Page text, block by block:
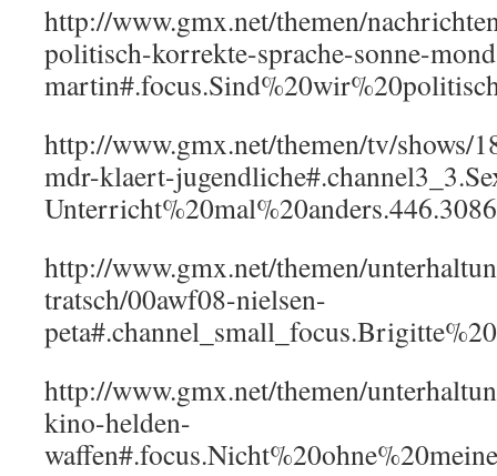
http://www.gmx.net/themen/
politisch-korrekte-sprache-sonne-
http://www.gmx.net/themen/tv/shows/
mdr-klaert-
Unterricht%20mal%20anders.446.3086
http://www.gmx.net/themen/
tratsch/00awf08-nielsen-
http://www.gmx.net/themen/
kino-helden-